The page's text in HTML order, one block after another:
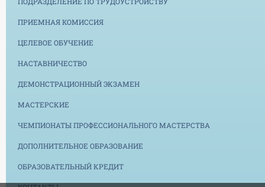
ПРИЕМНАЯ КОМИССИЯ
ЦЕЛЕВОЕ ОБУЧЕНИЕ
НАСТАВНИЧЕСТВО
ДЕМОНСТРАЦИОННЫЙ ЭКЗАМЕН
МАСТЕРСКИЕ
ЧЕМПИОНАТЫ ПРОФЕССИОНАЛЬНОГО МАСТЕРСТВА
ДОПОЛНИТЕЛЬНОЕ ОБРАЗОВАНИЕ
ОБРАЗОВАТЕЛЬНЫЙ КРЕДИТ